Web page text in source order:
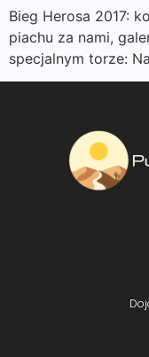
Bieg Herosa 2017:
piachu za nami,
specjalnym torze: